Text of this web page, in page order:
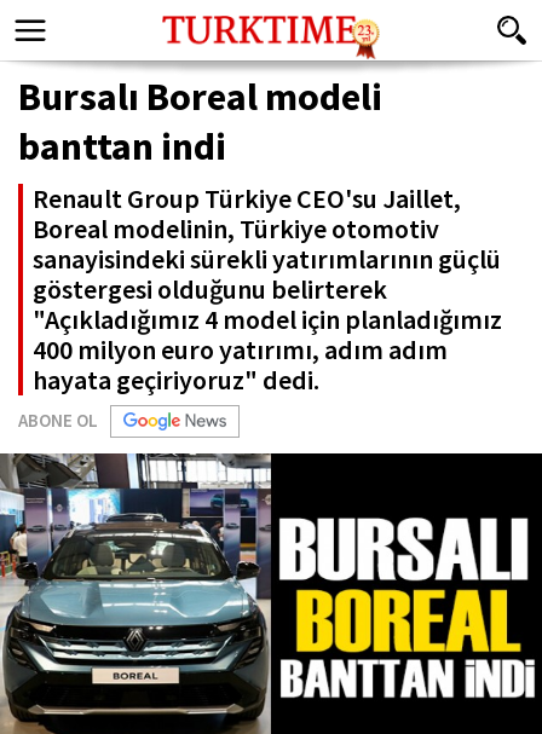
Bursalı Boreal modeli
banttan indi
Renault Group Türkiye CEO'su Jaillet,
Boreal modelinin, Türkiye otomotiv
sanayisindeki sürekli yatırımlarının güçlü
göstergesi olduğunu belirterek
"Açıkladığımız 4 model için planladığımız
400 milyon euro yatırımı, adım adım
hayata geçiriyoruz" dedi.
ABONE OL